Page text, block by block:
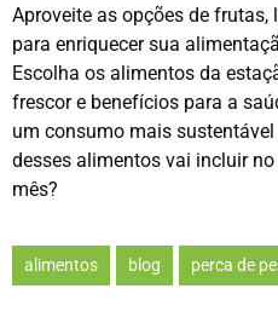
Aproveite as opções de frutas,
para enriquecer sua
Escolha os alimentos da
frescor e benefícios para a
um consumo mais
desses alimentos vai incluir
mês?
alimentos blog perca de